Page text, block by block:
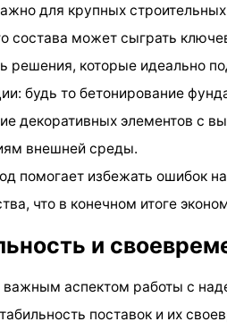
для крупных
состава может сыграть
решения, которые идеально
будь то бетонирование
декоративных элементов с
внешней среды.
помогает избежать ошибок
что в конечном итоге
и
аспектом работы с
поставок и их